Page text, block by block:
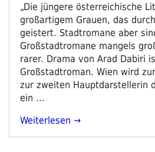
Literarische
Übersetzung
2023“
„Die jüngere österreichische
großartigem Grauen, das
geistert. Stadtromane aber
Großstadtromane mangels
rarer. Drama von Arad Dabiri
Großstadtroman. Wien wird
zur zweiten Hauptdarstellerin
ein …
„literadio
Weiterlesen